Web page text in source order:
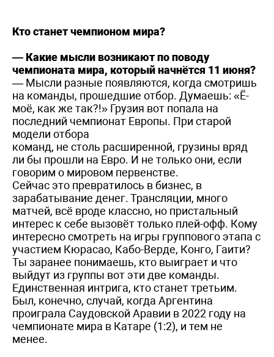
Кто станет чемпионом мира?
— Какие мысли возникают по поводу
чемпионата мира, который начнётся 11 июня?
— Мысли разные появляются, когда смотришь
на команды, прошедшие отбор. Думаешь: «Ё-
моё, как же так?!» Грузия вот попала на
последний чемпионат Европы. При старой
модели отбора
команд, не столь расширенной, грузины вряд
ли бы прошли на Евро. И не только они, если
говорим о мировом первенстве.
Сейчас это превратилось в бизнес, в
зарабатывание денег. Трансляции, много
матчей, всё вроде классно, но пристальный
интерес к себе вызовёт только плей-офф. Кому
интересно смотреть на игры группового этапа с
участием Кюрасао, Кабо-Верде, Конго, Гаити?
Ты заранее понимаешь, кто выиграет и что
выйдут из группы вот эти две команды.
Единственная интрига, кто станет третьим.
Был, конечно, случай, когда Аргентина
проиграла Саудовской Аравии в 2022 году на
чемпионате мира в Катаре (1:2), и тем не
менее.